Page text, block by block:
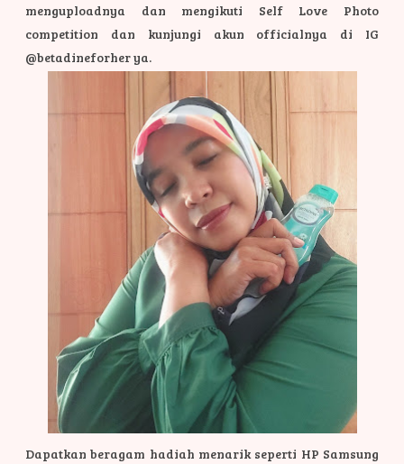
menguploadnya dan mengikuti Self Love Photo
competition dan kunjungi akun officialnya di IG
@betadineforher ya.
Dapatkan beragam hadiah menarik seperti HP Samsung